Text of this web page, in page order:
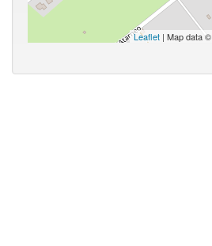
Leaflet | Map data ©